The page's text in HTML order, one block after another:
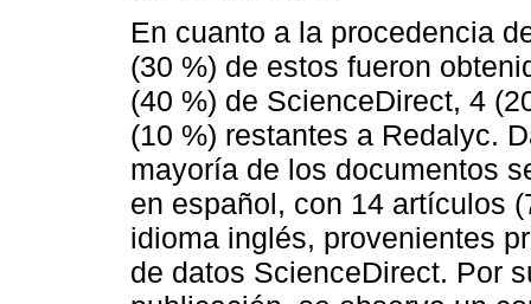
En cuanto a la procedencia
(30 %) de estos fueron
(40 %) de ScienceDirect, 4
(10 %) restantes a Redalyc.
mayoría de los documentos
en español, con 14 artículos
idioma inglés, provenientes
de datos ScienceDirect. Por